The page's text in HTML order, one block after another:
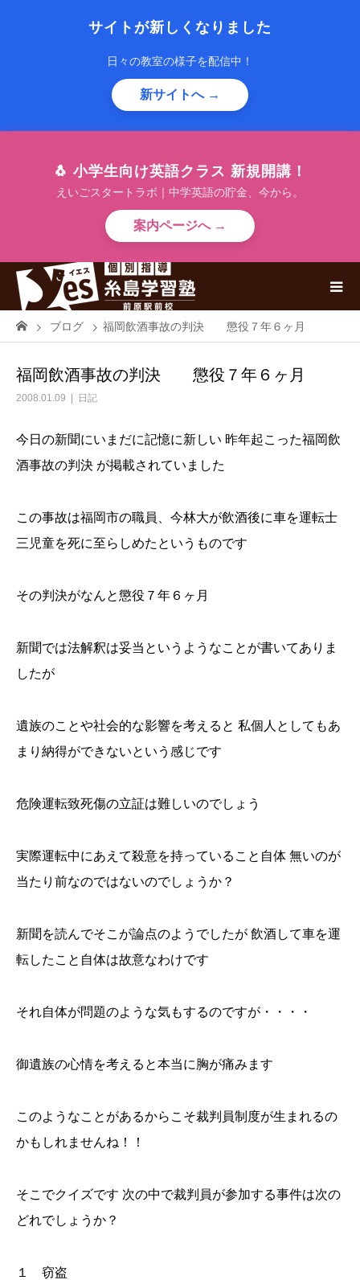
サイトが新しくなりました
日々の教室の様子を配信中！
新サイトへ →
🐧 小学生向け英語クラス 新規開講！
えいごスタートラボ｜中学英語の貯金、今から。
案内ページへ →
ブログ 福岡飲酒事故の判決 懲役７年６ヶ月
福岡飲酒事故の判決 懲役７年６ヶ月
2008.01.09 日記
今日の新聞にいまだに記憶に新しい 昨年起こった福岡飲
酒事故の判決 が掲載されていました
この事故は福岡市の職員、今林大が飲酒後に車を運転士
三児童を死に至らしめたというものです
その判決がなんと懲役７年６ヶ月
新聞では法解釈は妥当というようなことが書いてありま
したが
遺族のことや社会的な影響を考えると 私個人としてもあ
まり納得ができないという感じです
危険運転致死傷の立証は難しいのでしょう
実際運転中にあえて殺意を持っていること自体 無いのが
当たり前なのではないのでしょうか？
新聞を読んでそこが論点のようでしたが 飲酒して車を運
転したこと自体は故意なわけです
それ自体が問題のような気もするのですが・・・・
御遺族の心情を考えると本当に胸が痛みます
このようなことがあるからこそ裁判員制度が生まれるの
かもしれませんね！！
そこでクイズです 次の中で裁判員が参加する事件は次の
どれでしょうか？
１ 窃盗